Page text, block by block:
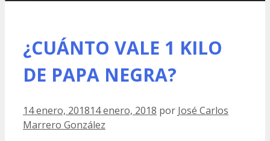
¿CUÁNTO VALE 1 KILO
DE PAPA NEGRA?
14 enero, 201814 enero, 2018 por José Carlos
Marrero González